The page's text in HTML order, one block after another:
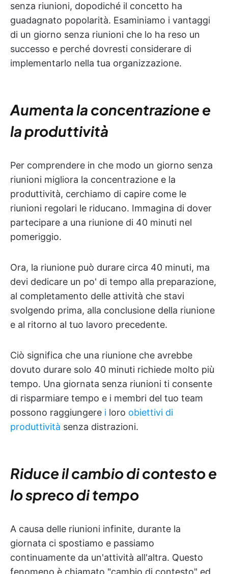
senza riunioni, dopodiché il concetto ha
guadagnato popolarità. Esaminiamo i vantaggi
di un giorno senza riunioni che lo ha reso un
successo e perché dovresti considerare di
implementarlo nella tua organizzazione.
Aumenta la concentrazione e
la produttività
Per comprendere in che modo un giorno senza
riunioni migliora la concentrazione e la
produttività, cerchiamo di capire come le
riunioni regolari le riducano. Immagina di dover
partecipare a una riunione di 40 minuti nel
pomeriggio.
Ora, la riunione può durare circa 40 minuti, ma
devi dedicare un po' di tempo alla preparazione,
al completamento delle attività che stavi
svolgendo prima, alla conclusione della riunione
e al ritorno al tuo lavoro precedente.
Ciò significa che una riunione che avrebbe
dovuto durare solo 40 minuti richiede molto più
tempo. Una giornata senza riunioni ti consente
di risparmiare tempo e i membri del tuo team
possono raggiungere i loro obiettivi di
produttività senza distrazioni.
Riduce il cambio di contesto e
lo spreco di tempo
A causa delle riunioni infinite, durante la
giornata ci spostiamo e passiamo
continuamente da un'attività all'altra. Questo
fenomeno è chiamato "cambio di contesto" ed